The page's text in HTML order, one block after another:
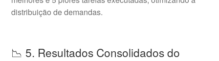
distribuição de demandas.
📉 5. Resultados Consolidados do